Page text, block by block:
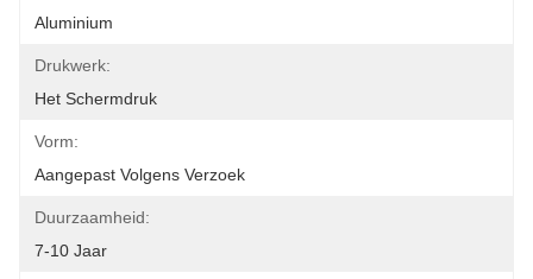
Aluminium
Drukwerk:
Het Schermdruk
Vorm:
Aangepast Volgens Verzoek
Duurzaamheid:
7-10 Jaar